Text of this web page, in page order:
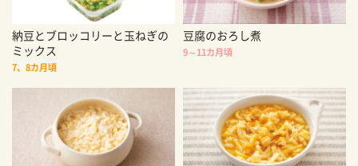
納豆とブロッコリーと玉ねぎの
ミックス
7、8カ月頃
豆腐のおろし煮
9～11カ月頃